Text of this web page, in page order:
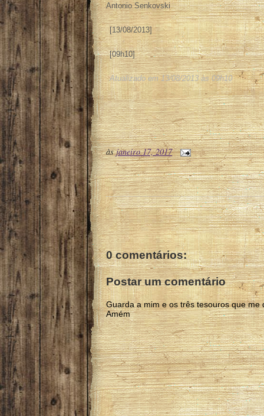
Antonio Senkovski
[13/08/2013]
[09h10]
Atualizado em13/08/2013às 09h10
àsjaneiro 17, 2017
0 comentários:
Postar um comentário
Guarda a mim e os três tesouros que me
Amém